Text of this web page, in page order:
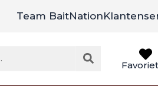
Team BaitNation